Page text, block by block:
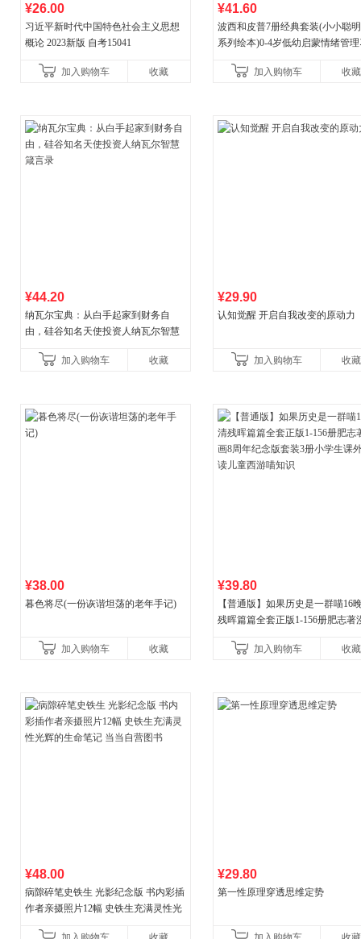
¥26.00
习近平新时代中国特色社会主义思想
概论 2023新版 自考15041
加入购物车 收藏
¥41.60
波西和皮普7册经典套装(小小聪
系列绘本)0-4岁低幼启蒙情绪管
养好品质，发现快
加入购物车 收藏
¥44.20
纳瓦尔宝典：从白手起家到财务自
由，硅谷知名天使投资人纳瓦尔智慧
加入购物车
收藏
¥29.90
认知觉醒 开启自我改变的原动力
加入购物车 收藏
¥38.00
暮色将尽(一份诙谐坦荡的老年手记)
加入购物车 收藏
¥39.80
【普通版】如果历史是一群喵16
残晖篇篇全套正版1-156册肥志著
儿童西游喵知识
加入购物车 收藏
¥48.00
病隙碎笔史铁生 光影纪念版 书内彩插
作者亲摄照片12幅 史铁生充满灵性光
¥29.80
第一性原理穿透思维定势